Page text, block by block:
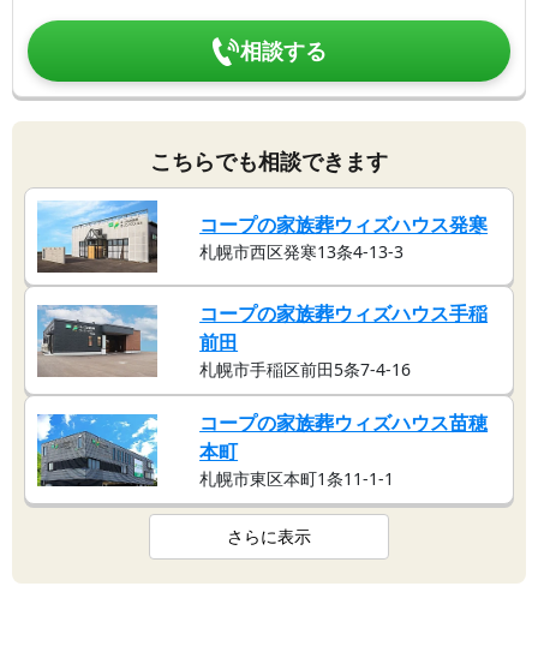
相談する
こちらでも相談できます
コープの家族葬ウィズハウス発寒
札幌市西区発寒13条4-13-3
コープの家族葬ウィズハウス手稲
前田
札幌市手稲区前田5条7-4-16
コープの家族葬ウィズハウス苗穂
本町
札幌市東区本町1条11-1-1
さらに表示